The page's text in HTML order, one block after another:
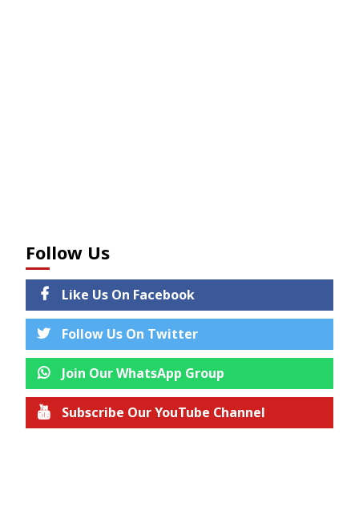
Follow Us
Like Us On Facebook
Follow Us On Twitter
Join Our WhatsApp Group
Subscribe Our YouTube Channel